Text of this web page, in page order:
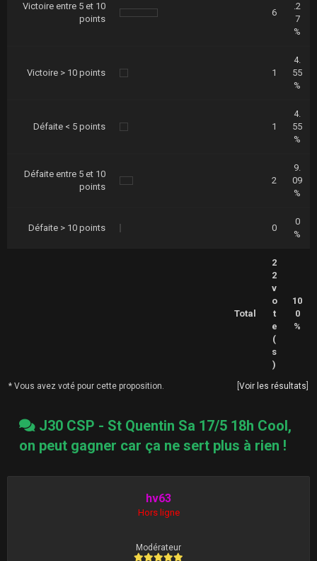
Victoire entre 5 et 10
points
6
.2
7
%
Victoire > 10 points 1
4.
55
%
Défaite < 5 points 1
4.
55
%
Défaite entre 5 et 10
points
2
9.
09
%
Défaite > 10 points 0
0
%
Total
2
2
v
o
t
e
(
s
)
10
0
%
* Vous avez voté pour cette proposition. Voir les résultats
J30 CSP - St Quentin Sa 17/5 18h Cool,
on peut gagner car ça ne sert plus à rien !
hv63
Hors ligne
Modérateur